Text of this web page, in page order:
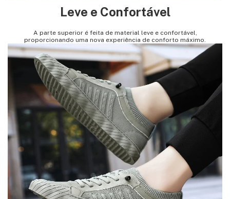
Leve e Confortável
A parte superior é feita de material leve e confortável,
proporcionando uma nova experiência de conforto máximo.